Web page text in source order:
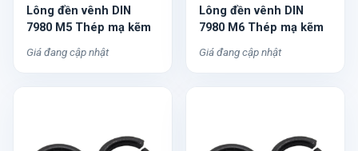
Lông đền vênh DIN
7980 M5 Thép mạ kẽm
Giá đang cập nhật
Lông đền vênh DIN
7980 M6 Thép mạ kẽm
Giá đang cập nhật